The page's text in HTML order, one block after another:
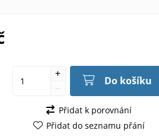
Do košíku
Přidat k porovnání
Přidat do seznamu přání